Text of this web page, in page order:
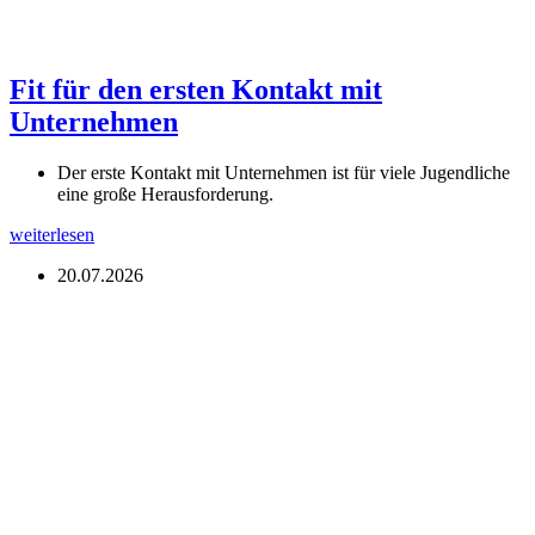
Fit für den ersten Kontakt mit
Unternehmen
Der erste Kontakt mit Unternehmen ist für viele Jugendliche
eine große Herausforderung.
weiterlesen
20.07.2026